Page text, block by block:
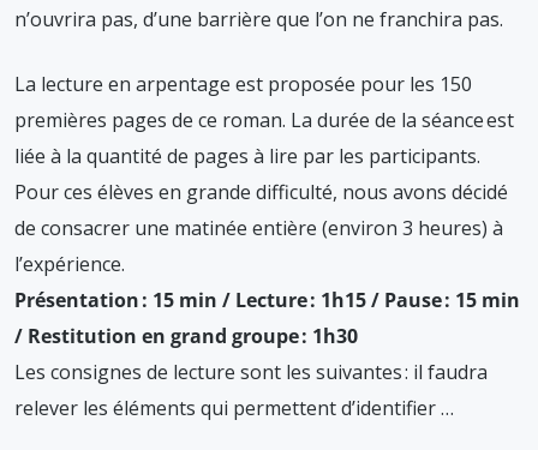
n’ouvrira pas, d’une barrière que l’on ne franchira pas.
La lecture en arpentage est proposée pour les 150
premières pages de ce roman. La durée de la séance est
liée à la quantité de pages à lire par les participants.
Pour ces élèves en grande difficulté, nous avons décidé
de consacrer une matinée entière (environ 3 heures) à
l’expérience.
Présentation : 15 min / Lecture : 1h15 / Pause : 15 min
/ Restitution en grand groupe : 1h30
Les consignes de lecture sont les suivantes : il faudra
relever les éléments qui permettent d’identifier …